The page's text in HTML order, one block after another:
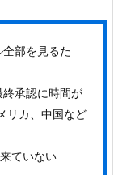
部を見るた
承認に時間が
リカ、中国など
ていない